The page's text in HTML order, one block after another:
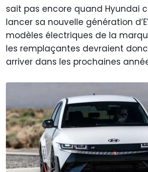
sait pas encore quand Hyundai
lancer sa nouvelle génération
modèles électriques de la
les remplaçantes devraient
arriver dans les prochaines